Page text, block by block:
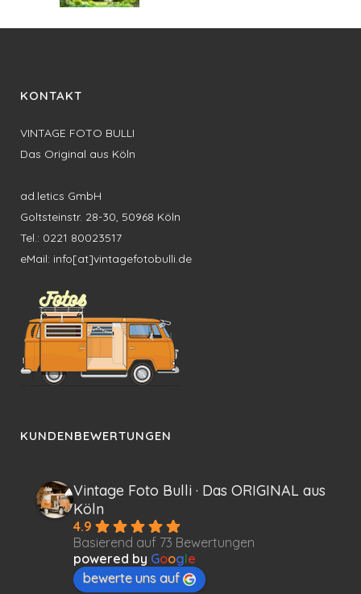
KONTAKT
VINTAGE FOTO BULLI
Das Original aus Köln
ad.letics GmbH
Goltsteinstr. 28-30, 50968 Köln
Tel.: 0221 80023517
eMail: info[at]vintagefotobulli.de
KUNDENBEWERTUNGEN
Vintage Foto Bulli · Das ORIGINAL aus
Köln
4.9
Basierend auf 73 Bewertungen
powered by Google
bewerte uns auf